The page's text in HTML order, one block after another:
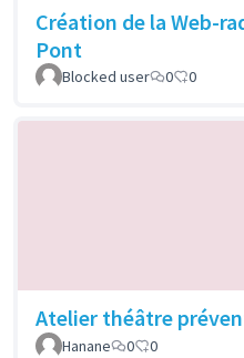
Création de la Web-
Pont
Blocked user 0 0
Atelier théâtre
Hanane
0 0